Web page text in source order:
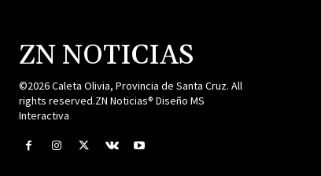
ZN NOTICIAS
©2026 Caleta Olivia, Provincia de Santa Cruz. All
rights reserved.ZN Noticias® Diseño MS
Interactiva